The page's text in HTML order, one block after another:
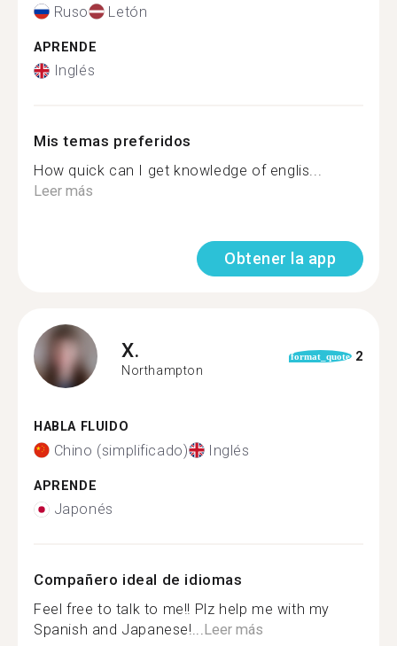
Ruso Letón
APRENDE
Inglés
Mis temas preferidos
How quick can I get knowledge of englis...
Leer más
Obtener la app
X.
Northampton
format_quote 2
HABLA FLUIDO
Chino (simplificado) Inglés
APRENDE
Japonés
Compañero ideal de idiomas
Feel free to talk to me!! Plz help me with my
Spanish and Japanese!...Leer más